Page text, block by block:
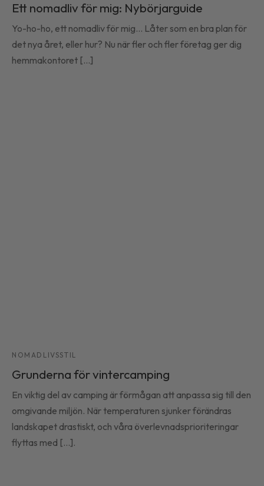
Ett nomadliv för mig: Nybörjarguide
Yo-ho-ho, ett nomadliv för mig... Låter som en bra plan för
det nya året, eller hur? Nu när fler och fler företag ger dig
hemmakontoret [...]
NOMADLIVSSTIL
Grunderna för vintercamping
En viktig del av camping är förmågan att anpassa sig till den
omgivande miljön. När temperaturen sjunker förändras
landskapet drastiskt, och våra överlevnadsprioriteringar
flyttas med [...].